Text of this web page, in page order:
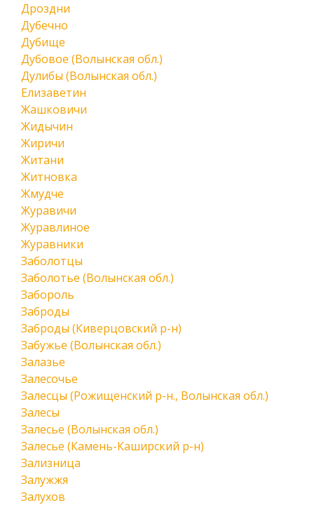
Дроздни
Дубечно
Дубище
Дубовое (Волынская обл.)
Дулибы (Волынская обл.)
Елизаветин
Жашковичи
Жидычин
Жиричи
Житани
Житновка
Жмудче
Журавичи
Журавлиное
Журавники
Заболотцы
Заболотье (Волынская обл.)
Забороль
Заброды
Заброды (Киверцовский р-н)
Забужье (Волынская обл.)
Залазье
Залесочье
Залесцы (Рожищенский р-н., Волынская обл.)
Залесы
Залесье (Волынская обл.)
Залесье (Камень-Каширский р-н)
Зализница
Залужжя
Залухов